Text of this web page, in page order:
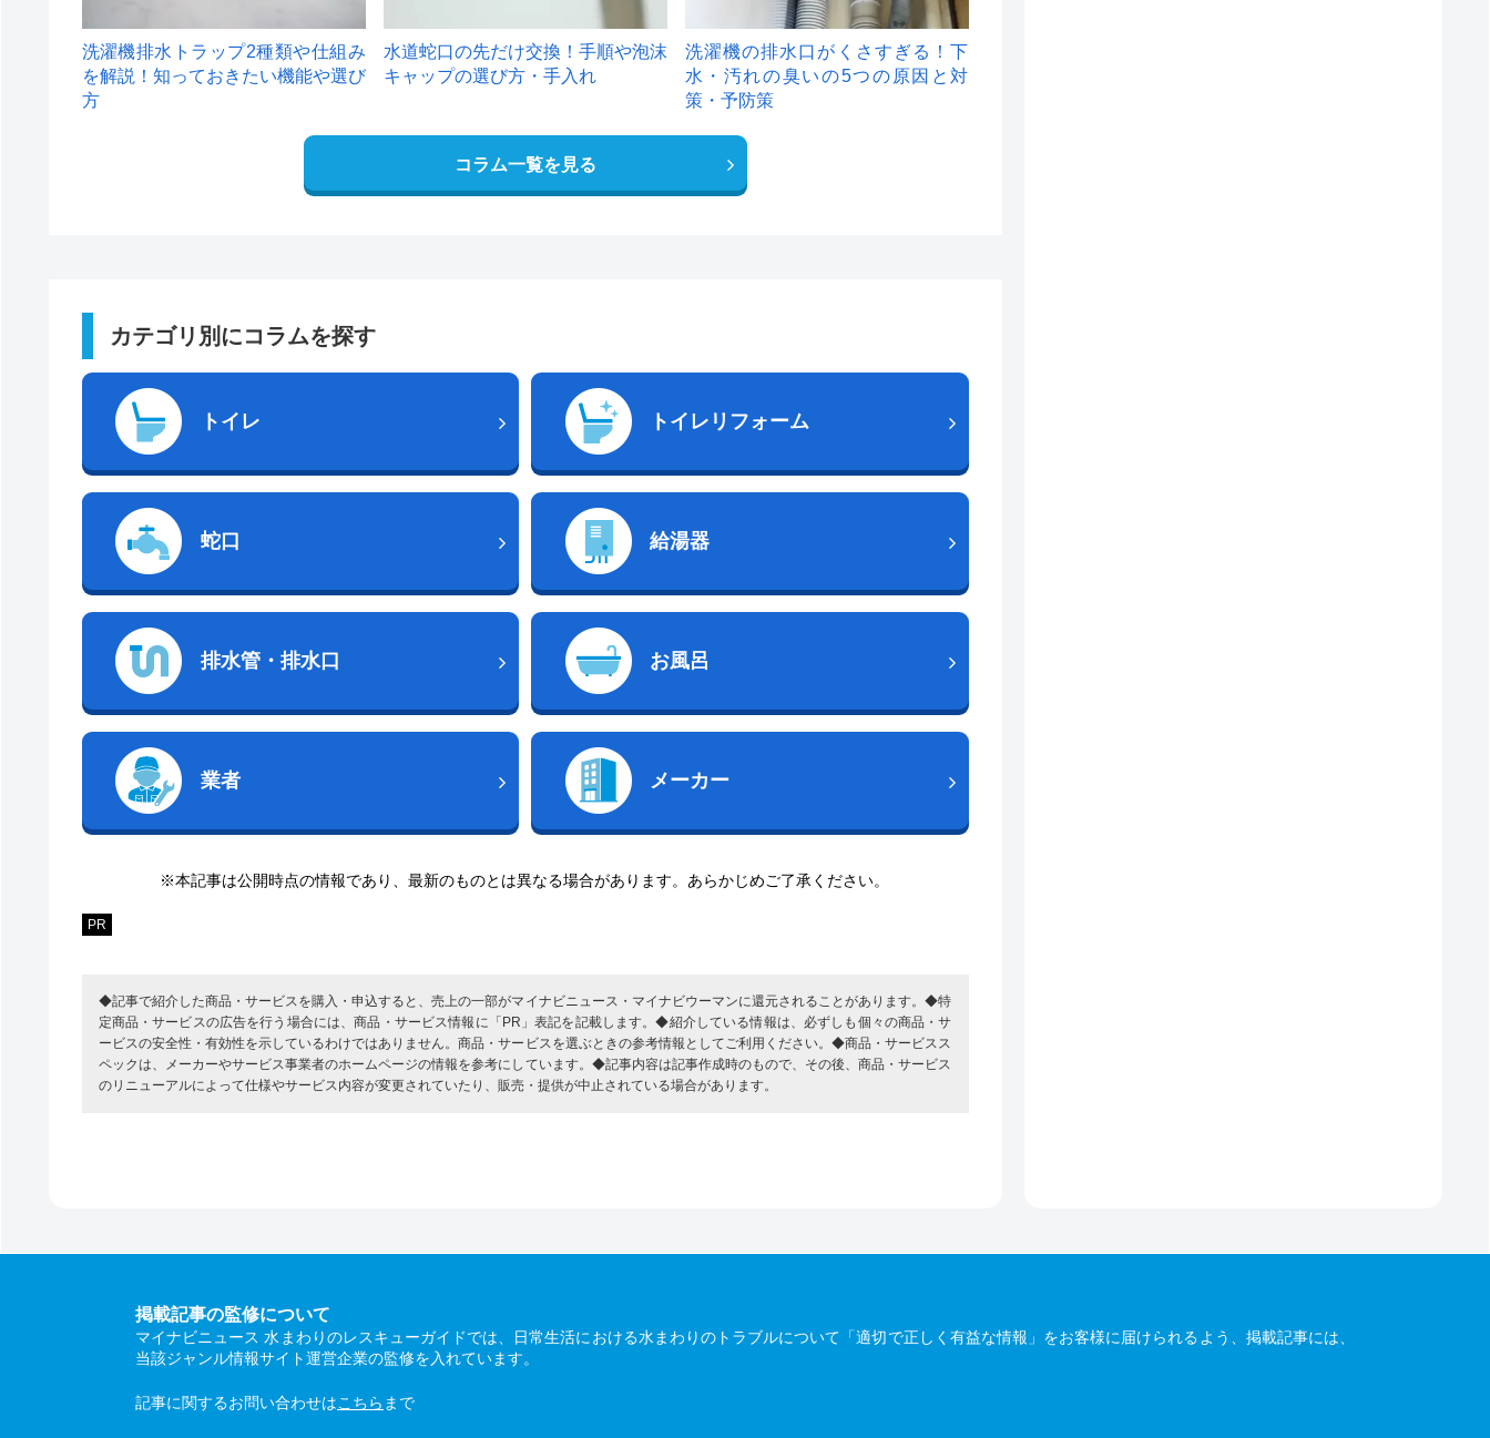
洗濯機排水トラップ2種類や仕組み
を解説！知っておきたい機能や選び
方
水道蛇口の先だけ交換！手順や泡沫
キャップの選び方・手入れ
洗濯機の排水口がくさすぎる！下
水・汚れの臭いの5つの原因と対
策・予防策
コラム一覧を見る
カテゴリ別にコラムを探す
トイレ トイレリフォーム
蛇口 給湯器
排水管・排水口 お風呂
業者 メーカー
※本記事は公開時点の情報であり、最新のものとは異なる場合があります。あらかじめご了承ください。
PR
◆記事で紹介した商品・サービスを購入・申込すると、売上の一部がマイナビニュース・マイナビウーマンに還元されることがあります。◆特
定商品・サービスの広告を行う場合には、商品・サービス情報に「PR」表記を記載します。◆紹介している情報は、必ずしも個々の商品・サ
ービスの安全性・有効性を示しているわけではありません。商品・サービスを選ぶときの参考情報としてご利用ください。◆商品・サービスス
ペックは、メーカーやサービス事業者のホームページの情報を参考にしています。◆記事内容は記事作成時のもので、その後、商品・サービス
のリニューアルによって仕様やサービス内容が変更されていたり、販売・提供が中止されている場合があります。
掲載記事の監修について
マイナビニュース 水まわりのレスキューガイドでは、日常生活における水まわりのトラブルについて「適切で正しく有益な情報」をお客様に届けられるよう、掲載記事には、
当該ジャンル情報サイト運営企業の監修を入れています。
記事に関するお問い合わせはこちら まで